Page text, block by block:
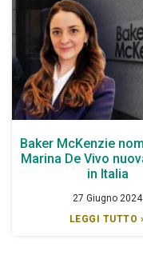
Baker McKenzie
Marina De Vivo
in Italia
27 Giugno 2024
LEGGI TUTTO